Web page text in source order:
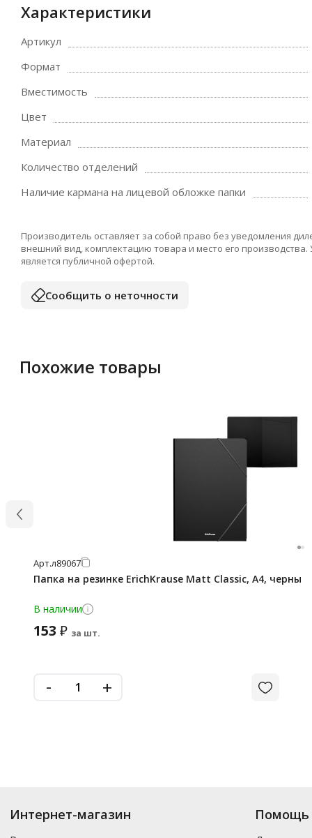
Характеристики
Артикул
Формат
Вместимость
Цвет
Материал
Количество отделений
Наличие кармана на лицевой обложке папки
Производитель оставляет за собой право без уведомления
внешний вид, комплектацию товара и место его
является публичной офертой.
Сообщить о неточности
Похожие товары
Арт.л89067
Папка на резинке ErichKrause Matt Classic, A4, черны
В наличии
153 ₽ за шт.
- +
Интернет-магазин Помощь